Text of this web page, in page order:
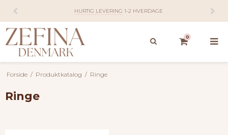
14 DAGESFORTRYDELSESRET
0
Forside / Produktkatalog / Ringe
Ringe